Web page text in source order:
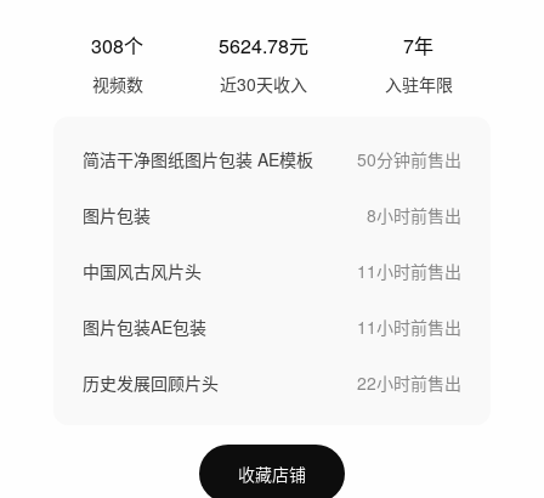
308个
视频数
5624.78元
近30天收入
7年
入驻年限
简洁干净图纸图片包装 AE模板 50分钟前售出
图片包装 8小时前售出
中国风古风片头 11小时前售出
图片包装AE包装 11小时前售出
历史发展回顾片头 22小时前售出
收藏店铺